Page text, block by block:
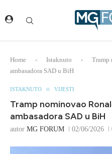
Home - Istaknuto -
Tramp
ambasadora SAD u BiH
ISTAKNUTO VIJESTI
Tramp nominovao
ambasadora SAD u BiH
autor MG FORUM 02/06/2026